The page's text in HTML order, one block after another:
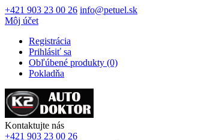
+421 903 23 00 26 info@petuel.sk
Môj účet
Registrácia
Prihlásiť sa
Obľúbené produkty (0)
Pokladňa
Kontaktujte nás
+421 903 23 00 26